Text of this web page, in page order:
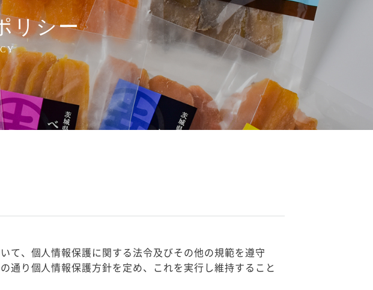
リシー
て、個人情報保護に関する法令及びその他の規範を遵守
通り個人情報保護方針を定め、これを実行し維持すること